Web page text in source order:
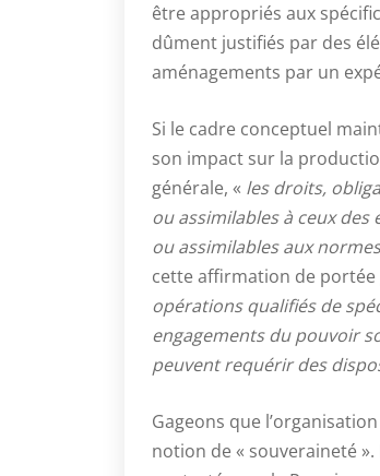
être appropriés aux
dûment justifiés par des
aménagements par un
Si le cadre conceptuel
son impact sur la
générale, « les droits,
ou assimilables à ceux
ou assimilables aux
cette affirmation de portée
opérations qualifiés de
engagements du pouvoir
peuvent requérir des
Gageons que
notion de « souveraineté